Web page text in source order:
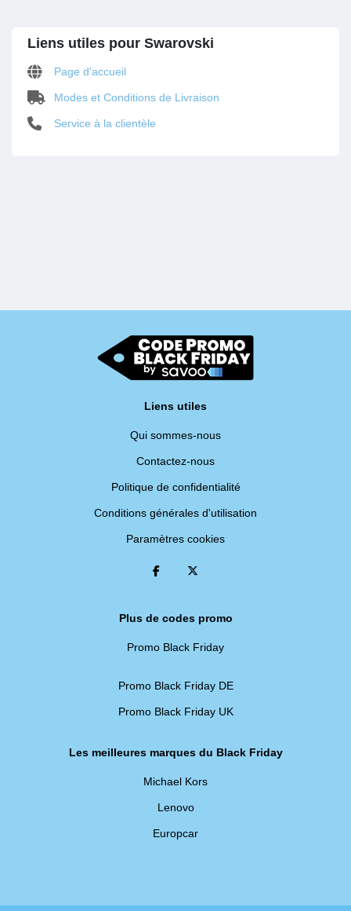
Liens utiles pour Swarovski
Page d'accueil
Modes et Conditions de Livraison
Service à la clientèle
Liens utiles
Qui sommes-nous
Contactez-nous
Politique de confidentialité
Conditions générales d'utilisation
Paramètres cookies
Plus de codes promo
Promo Black Friday
Promo Black Friday DE
Promo Black Friday UK
Les meilleures marques du Black Friday
Michael Kors
Lenovo
Europcar